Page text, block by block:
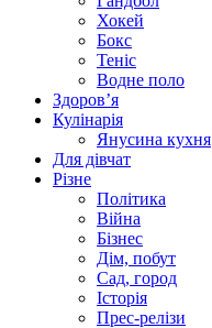
Хокей
Бокс
Теніс
Водне поло
Здоров’я
Кулінарія
Янусина кухня
Для дівчат
Різне
Політика
Війна
Бізнес
Дім, побут
Сад, город
Історія
Прес-релізи